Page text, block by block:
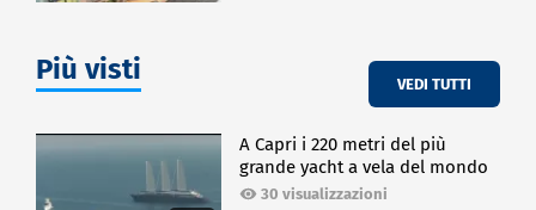
Più visti VEDI TUTTI
A Capri i 220 metri del più
grande yacht a vela del mondo
30 visualizzazioni